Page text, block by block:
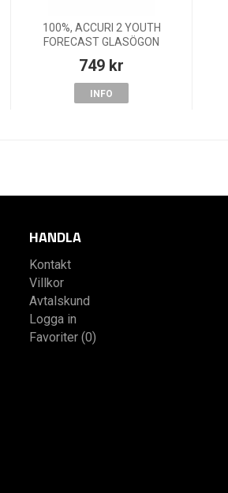
100%, ACCURI 2 YOUTH
FORECAST GLASÖGON
749 kr
INFO
HANDLA
Kontakt
Villkor
Avtalskund
Logga in
Favoriter (0)